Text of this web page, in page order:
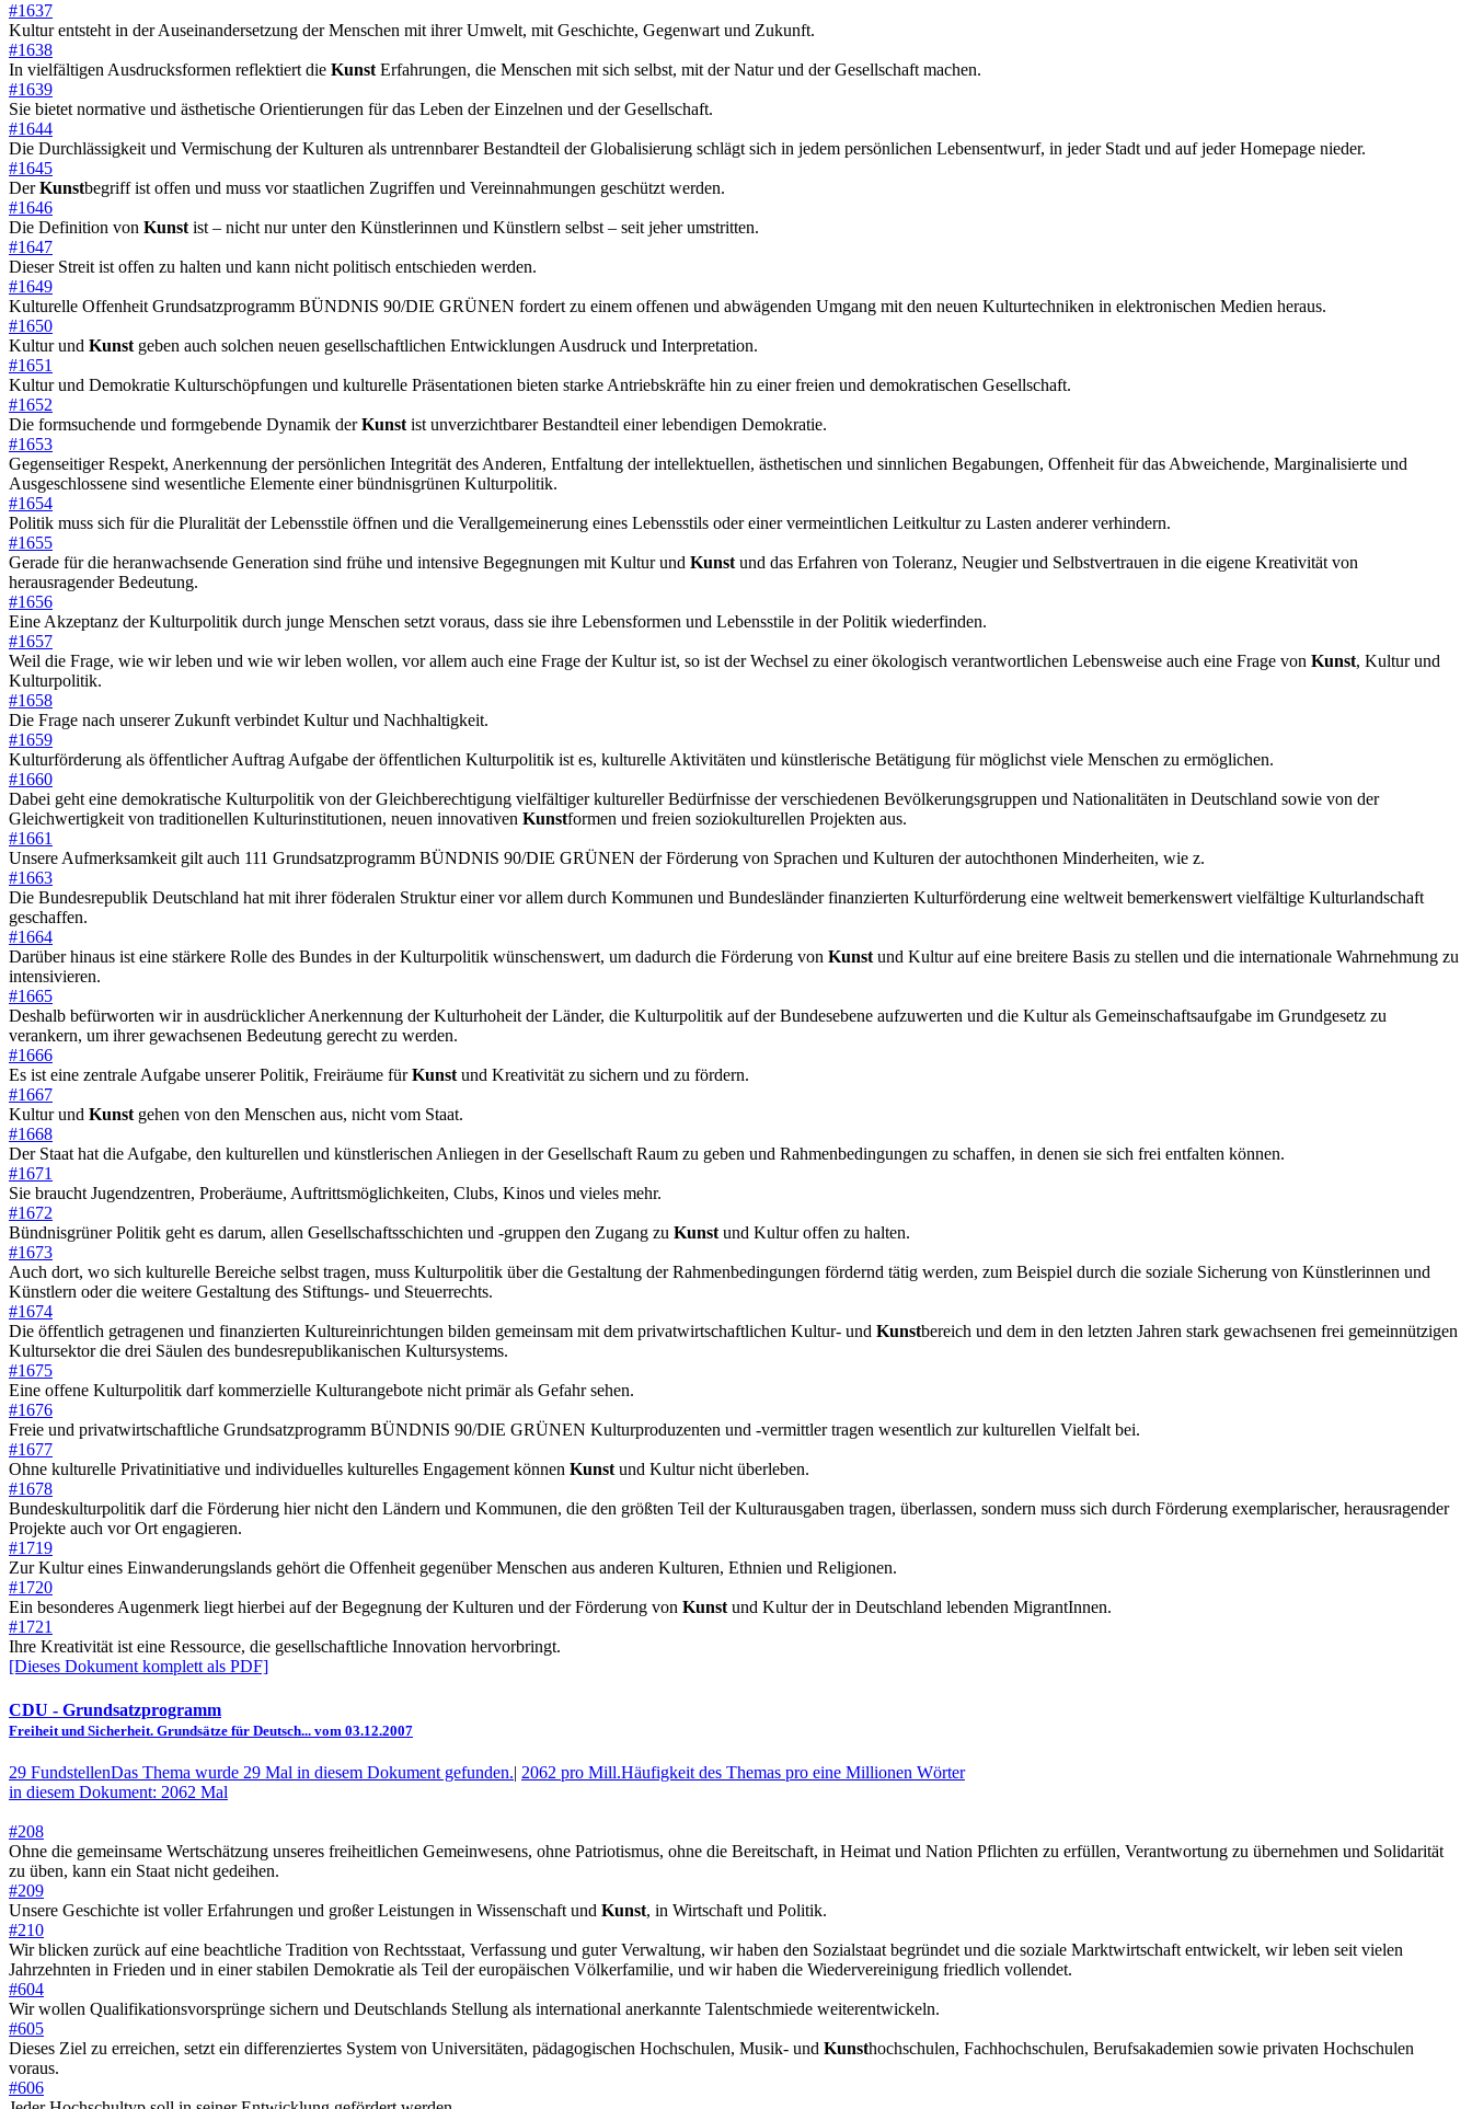
#1637
Kultur entsteht in der Auseinandersetzung der Menschen mit ihrer Umwelt, mit Geschichte, Gegenwart und Zukunft.
#1638
In vielfältigen Ausdrucksformen reflektiert die Kunst Erfahrungen, die Menschen mit sich selbst, mit der Natur und der Gesellschaft machen.
#1639
Sie bietet normative und ästhetische Orientierungen für das Leben der Einzelnen und der Gesellschaft.
#1644
Die Durchlässigkeit und Vermischung der Kulturen als untrennbarer Bestandteil der Globalisierung schlägt sich in jedem persönlichen Lebensentwurf, in jeder Stadt und auf jeder Homepage nieder.
#1645
DerKunstbegriff ist offen und muss vor staatlichen Zugriffen und Vereinnahmungen geschützt werden.
#1646
Die Definition von Kunst ist – nicht nur unter den Künstlerinnen und Künstlern selbst – seit jeher umstritten.
#1647
Dieser Streit ist offen zu halten und kann nicht politisch entschieden werden.
#1649
Kulturelle Offenheit Grundsatzprogramm BÜNDNIS 90/DIE GRÜNEN fordert zu einem offenen und abwägenden Umgang mit den neuen Kulturtechniken in elektronischen Medien heraus.
#1650
Kultur und Kunst geben auch solchen neuen gesellschaftlichen Entwicklungen Ausdruck und Interpretation.
#1651
Kultur und Demokratie Kulturschöpfungen und kulturelle Präsentationen bieten starke Antriebskräfte hin zu einer freien und demokratischen Gesellschaft.
#1652
Die formsuchende und formgebende Dynamik derKunst ist unverzichtbarer Bestandteil einer lebendigen Demokratie.
#1653
Gegenseitiger Respekt, Anerkennung der persönlichen Integrität des Anderen, Entfaltung der intellektuellen, ästhetischen und sinnlichen Begabungen, Offenheit für das Abweichende, Marginalisierte und
Ausgeschlossene sind wesentliche Elemente einer bündnisgrünen Kulturpolitik.
#1654
Politik muss sich für die Pluralität der Lebensstile öffnen und die Verallgemeinerung eines Lebensstils oder einer vermeintlichen Leitkultur zu Lasten anderer verhindern.
#1655
Gerade für die heranwachsende Generation sind frühe und intensive Begegnungen mit Kultur und Kunst und das Erfahren von Toleranz, Neugier und Selbstvertrauen in die eigene Kreativität von
herausragender Bedeutung.
#1656
Eine Akzeptanz der Kulturpolitik durch junge Menschen setzt voraus, dass sie ihre Lebensformen und Lebensstile in der Politik wiederfinden.
#1657
Weil die Frage, wie wir leben und wie wir leben wollen, vor allem auch eine Frage der Kultur ist, so ist der Wechsel zu einer ökologisch verantwortlichen Lebensweise auch eine Frage von Kunst, Kultur und
Kulturpolitik.
#1658
Die Frage nach unserer Zukunft verbindet Kultur und Nachhaltigkeit.
#1659
Kulturförderung als öffentlicher Auftrag Aufgabe der öffentlichen Kulturpolitik ist es, kulturelle Aktivitäten und künstlerische Betätigung für möglichst viele Menschen zu ermöglichen.
#1660
Dabei geht eine demokratische Kulturpolitik von der Gleichberechtigung vielfältiger kultureller Bedürfnisse der verschiedenen Bevölkerungsgruppen und Nationalitäten in Deutschland sowie von der
Gleichwertigkeit von traditionellen Kulturinstitutionen, neuen innovativen Kunstformen und freien soziokulturellen Projekten aus.
#1661
Unsere Aufmerksamkeit gilt auch 111 Grundsatzprogramm BÜNDNIS 90/DIE GRÜNEN der Förderung von Sprachen und Kulturen der autochthonen Minderheiten, wie z.
#1663
Die Bundesrepublik Deutschland hat mit ihrer föderalen Struktur einer vor allem durch Kommunen und Bundesländer finanzierten Kulturförderung eine weltweit bemerkenswert vielfältige Kulturlandschaft
geschaffen.
#1664
Darüber hinaus ist eine stärkere Rolle des Bundes in der Kulturpolitik wünschenswert, um dadurch die Förderung von Kunst und Kultur auf eine breitere Basis zu stellen und die internationale Wahrnehmung zu
intensivieren.
#1665
Deshalb befürworten wir in ausdrücklicher Anerkennung der Kulturhoheit der Länder, die Kulturpolitik auf der Bundesebene aufzuwerten und die Kultur als Gemeinschaftsaufgabe im Grundgesetz zu
verankern, um ihrer gewachsenen Bedeutung gerecht zu werden.
#1666
Es ist eine zentrale Aufgabe unserer Politik, Freiräume fürKunst und Kreativität zu sichern und zu fördern.
#1667
Kultur und Kunst gehen von den Menschen aus, nicht vom Staat.
#1668
Der Staat hat die Aufgabe, den kulturellen und künstlerischen Anliegen in der Gesellschaft Raum zu geben und Rahmenbedingungen zu schaffen, in denen sie sich frei entfalten können.
#1671
Sie braucht Jugendzentren, Proberäume, Auftrittsmöglichkeiten, Clubs, Kinos und vieles mehr.
#1672
Bündnisgrüner Politik geht es darum, allen Gesellschaftsschichten und -gruppen den Zugang zu Kunst und Kultur offen zu halten.
#1673
Auch dort, wo sich kulturelle Bereiche selbst tragen, muss Kulturpolitik über die Gestaltung der Rahmenbedingungen fördernd tätig werden, zum Beispiel durch die soziale Sicherung von Künstlerinnen und
Künstlern oder die weitere Gestaltung des Stiftungs- und Steuerrechts.
#1674
Die öffentlich getragenen und finanzierten Kultureinrichtungen bilden gemeinsam mit dem privatwirtschaftlichen Kultur- und Kunstbereich und dem in den letzten Jahren stark gewachsenen frei gemeinnützigen
Kultursektor die drei Säulen des bundesrepublikanischen Kultursystems.
#1675
Eine offene Kulturpolitik darf kommerzielle Kulturangebote nicht primär als Gefahr sehen.
#1676
Freie und privatwirtschaftliche Grundsatzprogramm BÜNDNIS 90/DIE GRÜNEN Kulturproduzenten und -vermittler tragen wesentlich zur kulturellen Vielfalt bei.
#1677
Ohne kulturelle Privatinitiative und individuelles kulturelles Engagement können Kunst und Kultur nicht überleben.
#1678
Bundeskulturpolitik darf die Förderung hier nicht den Ländern und Kommunen, die den größten Teil der Kulturausgaben tragen, überlassen, sondern muss sich durch Förderung exemplarischer, herausragender
Projekte auch vor Ort engagieren.
#1719
Zur Kultur eines Einwanderungslands gehört die Offenheit gegenüber Menschen aus anderen Kulturen, Ethnien und Religionen.
#1720
Ein besonderes Augenmerk liegt hierbei auf der Begegnung der Kulturen und der Förderung von Kunst und Kultur der in Deutschland lebenden MigrantInnen.
#1721
Ihre Kreativität ist eine Ressource, die gesellschaftliche Innovation hervorbringt.
[Dieses Dokument komplett als PDF]
CDU - Grundsatzprogramm
Freiheit und Sicherheit. Grundsätze für Deutsch... vom 03.12.2007
29 FundstellenDas Thema wurde 29 Mal in diesem Dokument gefunden.| 2062 pro Mill.Häufigkeit des Themas pro eine Millionen Wörter
in diesem Dokument: 2062 Mal
#208
Ohne die gemeinsame Wertschätzung unseres freiheitlichen Gemeinwesens, ohne Patriotismus, ohne die Bereitschaft, in Heimat und Nation Pflichten zu erfüllen, Verantwortung zu übernehmen und Solidarität
zu üben, kann ein Staat nicht gedeihen.
#209
Unsere Geschichte ist voller Erfahrungen und großer Leistungen in Wissenschaft und Kunst, in Wirtschaft und Politik.
#210
Wir blicken zurück auf eine beachtliche Tradition von Rechtsstaat, Verfassung und guter Verwaltung, wir haben den Sozialstaat begründet und die soziale Marktwirtschaft entwickelt, wir leben seit vielen
Jahrzehnten in Frieden und in einer stabilen Demokratie als Teil der europäischen Völkerfamilie, und wir haben die Wiedervereinigung friedlich vollendet.
#604
Wir wollen Qualifikationsvorsprünge sichern und Deutschlands Stellung als international anerkannte Talentschmiede weiterentwickeln.
#605
Dieses Ziel zu erreichen, setzt ein differenziertes System von Universitäten, pädagogischen Hochschulen, Musik- und Kunsthochschulen, Fachhochschulen, Berufsakademien sowie privaten Hochschulen
voraus.
#606